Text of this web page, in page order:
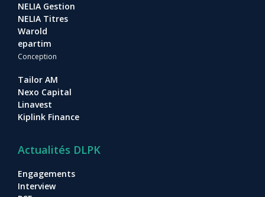
NELIA Gestion
NELIA Titres
Warold
epartim
Conception
Tailor AM
Nexo Capital
Linavest
Kiplink Finance
Actualités DLPK
Engagements
Interview